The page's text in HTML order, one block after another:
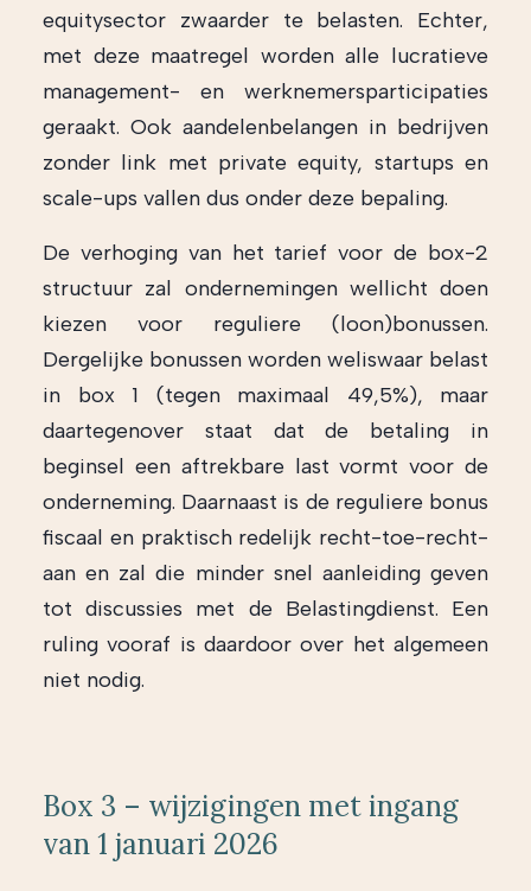
equitysector zwaarder te belasten. Echter,
met deze maatregel worden alle lucratieve
management- en werknemersparticipaties
geraakt. Ook aandelenbelangen in bedrijven
zonder link met private equity, startups en
scale-ups vallen dus onder deze bepaling.
De verhoging van het tarief voor de box-2
structuur zal ondernemingen wellicht doen
kiezen voor reguliere (loon)bonussen.
Dergelijke bonussen worden weliswaar belast
in box 1 (tegen maximaal 49,5%), maar
daartegenover staat dat de betaling in
beginsel een aftrekbare last vormt voor de
onderneming. Daarnaast is de reguliere bonus
fiscaal en praktisch redelijk recht-toe-recht-
aan en zal die minder snel aanleiding geven
tot discussies met de Belastingdienst. Een
ruling vooraf is daardoor over het algemeen
niet nodig.
Box 3 – wijzigingen met ingang
van 1 januari 2026